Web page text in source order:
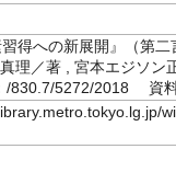
習得への新展開』（第
理／著 , 宮本エジソ
5272/2018 資料